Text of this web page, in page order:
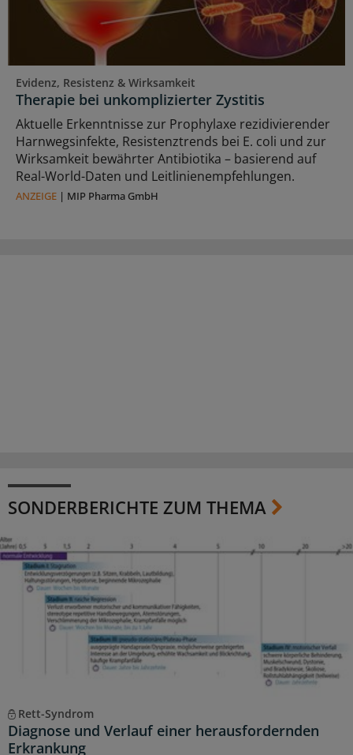
Evidenz, Resistenz & Wirksamkeit
Therapie bei unkomplizierter Zystitis
Aktuelle Erkenntnisse zur Prophylaxe rezidivierender
Harnwegsinfekte, Resistenztrends bei E. coli und zur
Wirksamkeit bewährter Antibiotika – basierend auf
Real-World-Daten und Leitlinienempfehlungen.
ANZEIGE | MIP Pharma GmbH
SONDERBERICHTE ZUM THEMA
Rett-Syndrom
Diagnose und Verlauf einer herausfordernden
Erkrankung